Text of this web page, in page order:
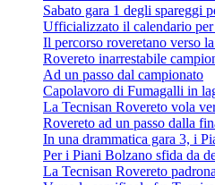
Sabato gara 1 degli spareggi
Ufficializzato il calendario
Il percorso roveretano verso
Rovereto inarrestabile
Ad un passo dal campionato
Capolavoro di Fumagalli in
La Tecnisan Rovereto vola
Rovereto ad un passo dalla
In una drammatica gara 3, i
Per i Piani Bolzano sfida da
La Tecnisan Rovereto